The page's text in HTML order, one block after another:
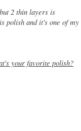
2 thin layers is
polish and it's one of my
your favorite polish?